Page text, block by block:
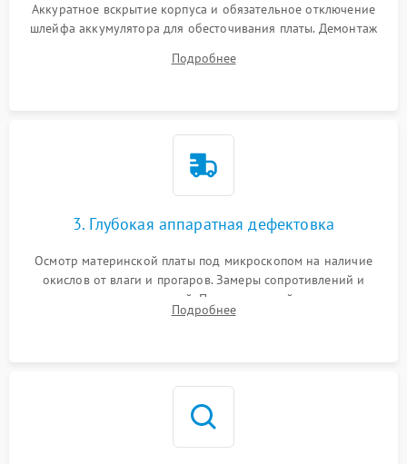
Аккуратное вскрытие корпуса и обязательное отключение
шлейфа аккумулятора для обесточивания платы. Демонтаж
высохшей термопасты с кристаллов чипов.
Подробнее
3. Глубокая аппаратная дефектовка
Осмотр материнской платы под микроскопом на наличие
окислов от влаги и прогаров. Замеры сопротивлений и
дежурных напряжений. Проверка цепей питания,
мультиконтроллера, процессора и видеочипа.
Подробнее